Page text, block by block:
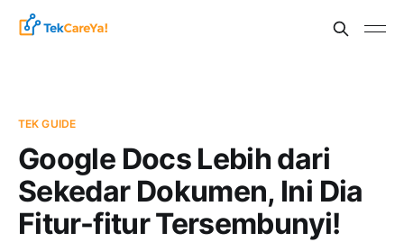
TEK GUIDE
Google Docs Lebih dari
Sekedar Dokumen, Ini Dia
Fitur-fitur Tersembunyi!